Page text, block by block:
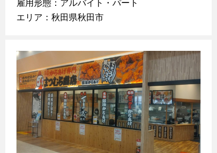
雇用形態：アルバイト・パート
エリア：秋田県秋田市